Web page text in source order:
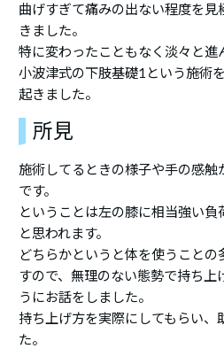
曲げすぎて痛みの出ない程度を見
きました。
特に変わったこともなく淡々と進
小波津式の下肢基礎1という施術
起きました。
所見
施術してるときの様子や手の感触
です。
ということは左の膝に相当強い
と思われます。
どちらかというと体を使うことの
すので、無理のない態勢で持ち上
うにお話をしました。
持ち上げ方を実際にしてもらい、
た。